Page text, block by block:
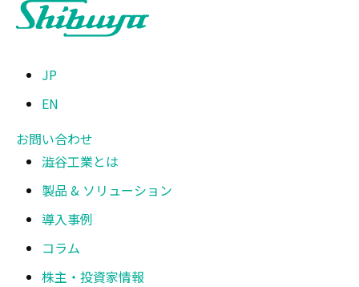
JP
EN
お問い合わせ
澁谷工業とは
製品 & ソリューション
導入事例
コラム
株主・投資家情報